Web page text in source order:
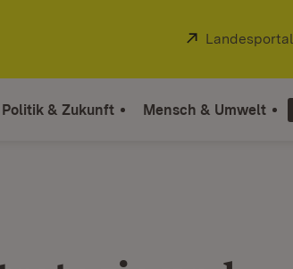
Extern:
Landesportal
Politik & Zukunft Mensch & Umwelt